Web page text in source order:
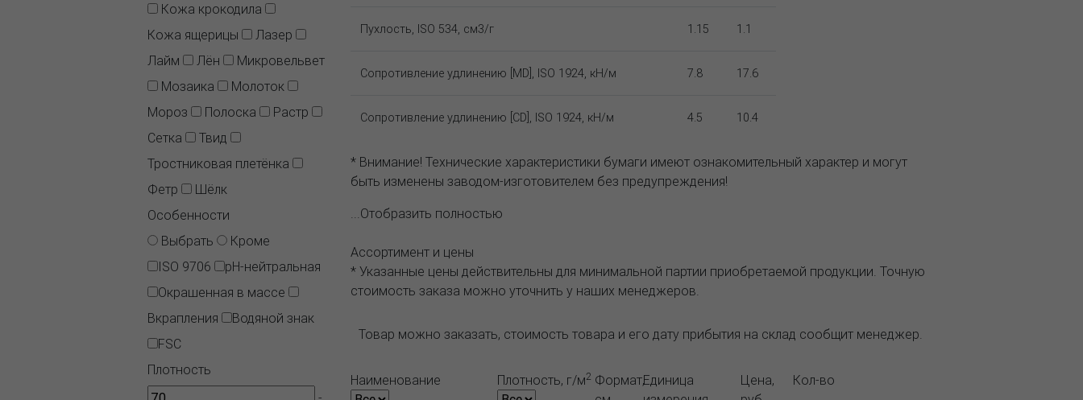
Кожа крокодила
Кожа ящерицы
Лазер
Лайм
Лён
Микровельвет
Мозаика
Молоток
Мороз
Полоска
Растр
Сетка
Твид
Тростниковая плетёнка
Фетр
Шёлк
Особенности
Выбрать
Кроме
ISO 9706
pH-нейтральная
Окрашенная в массе
Вкрапления
Водяной знак
FSC
Плотность
Пухлость, ISO 534, см3/г 1.15 1.1
Сопротивление удлинению [MD], ISO 1924, кН/м 7.8 17.6
Сопротивление удлинению [CD], ISO 1924, кН/м 4.5 10.4
* Внимание! Технические характеристики бумаги имеют ознакомительный характер и могут
быть изменены заводом-изготовителем без предупреждения!
...Отобразить полностью
Ассортимент и цены
* Указанные цены действительны для минимальной партии приобретаемой продукции. Точную
стоимость заказа можно уточнить у наших менеджеров.
Товар можно заказать, стоимость товара и его дату прибытия на склад сообщит менеджер.
Наименование Плотность, г/м2 Формат,Единица
Цена,
Кол-во